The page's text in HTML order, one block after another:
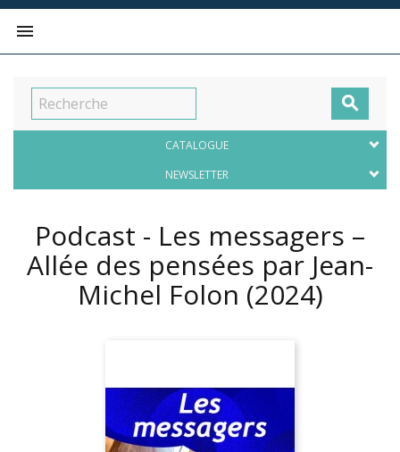


CATALOGUE
NEWSLETTER
Podcast - Les messagers –
Allée des pensées par Jean-
Michel Folon (2024)